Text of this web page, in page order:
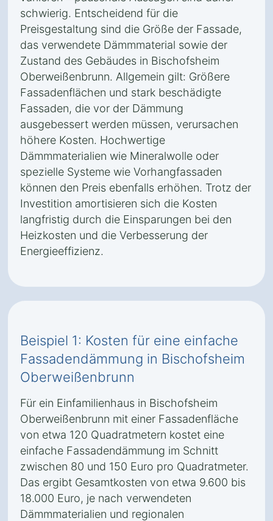
schwierig. Entscheidend für die
Preisgestaltung sind die Größe der Fassade,
das verwendete Dämmmaterial sowie der
Zustand des Gebäudes in Bischofsheim
Oberweißenbrunn. Allgemein gilt: Größere
Fassadenflächen und stark beschädigte
Fassaden, die vor der Dämmung
ausgebessert werden müssen, verursachen
höhere Kosten. Hochwertige
Dämmmaterialien wie Mineralwolle oder
spezielle Systeme wie Vorhangfassaden
können den Preis ebenfalls erhöhen. Trotz der
Investition amortisieren sich die Kosten
langfristig durch die Einsparungen bei den
Heizkosten und die Verbesserung der
Energieeffizienz.
Beispiel 1: Kosten für eine einfache
Fassadendämmung in Bischofsheim
Oberweißenbrunn
Für ein Einfamilienhaus in Bischofsheim
Oberweißenbrunn mit einer Fassadenfläche
von etwa 120 Quadratmetern kostet eine
einfache Fassadendämmung im Schnitt
zwischen 80 und 150 Euro pro Quadratmeter.
Das ergibt Gesamtkosten von etwa 9.600 bis
18.000 Euro, je nach verwendeten
Dämmmaterialien und regionalen